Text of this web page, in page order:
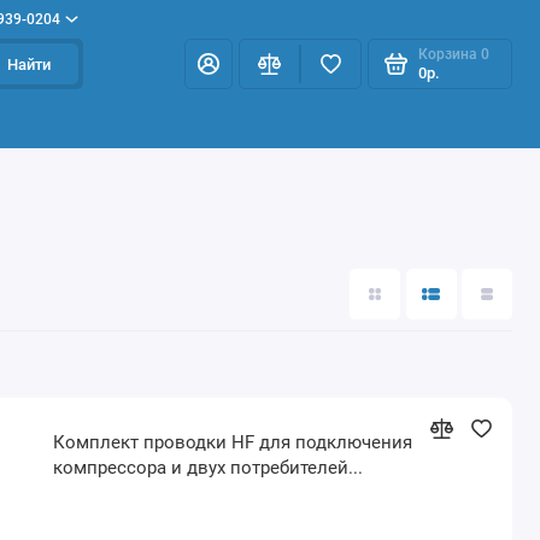
0204
Найти
Корзина 0
0р.
Комплект проводки HF для подключения
компрессора и двух потребителей...